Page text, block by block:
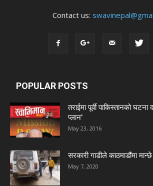
Contact us:
POPULAR POSTS
तराईमा पूर्वी पाकिस्तानको घटना
प्लान’
May 23, 2016
सरकारी गाडीले काठमाडौंमा
May 7, 2020